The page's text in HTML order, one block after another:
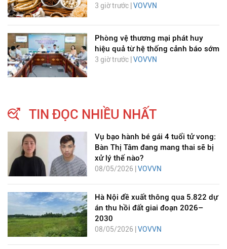
3 giờ trước | VOVVN
Phòng vệ thương mại phát huy
hiệu quả từ hệ thống cảnh báo sớm
3 giờ trước | VOVVN
TIN ĐỌC NHIỀU NHẤT
Vụ bạo hành bé gái 4 tuổi tử vong:
Bàn Thị Tâm đang mang thai sẽ bị
xử lý thế nào?
08/05/2026 | VOVVN
Hà Nội đề xuất thông qua 5.822 dự
án thu hồi đất giai đoạn 2026–
2030
08/05/2026 | VOVVN